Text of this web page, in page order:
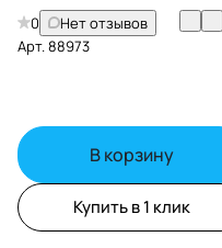
0
Нет отзывов
Арт.88973
В корзину
Купить в 1 клик